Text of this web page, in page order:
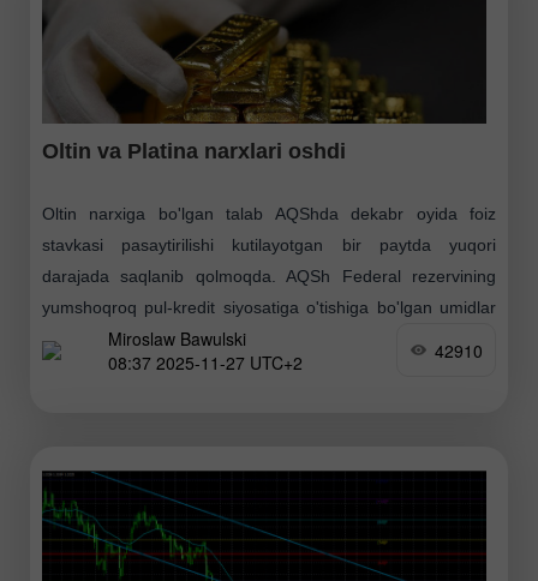
Oltin va Platina narxlari oshdi
Oltin narxiga bo'lgan talab AQShda dekabr oyida foiz
stavkasi pasaytirilishi kutilayotgan bir paytda yuqori
darajada saqlanib qolmoqda. AQSh Federal rezervining
yumshoqroq pul-kredit siyosatiga o'tishiga bo'lgan umidlar
investorlarning oltin — iqtisodiy
Miroslaw Bawulski
08:37 2025-11-27 UTC+2
42910